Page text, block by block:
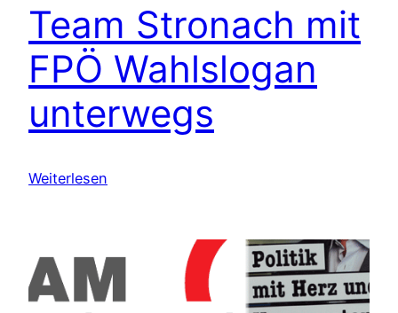
Team Stronach mit
FPÖ Wahlslogan
unterwegs
Weiterlesen